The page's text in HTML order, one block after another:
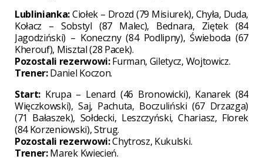
Lublinianka:Ciołek – Drozd (79 Misiurek), Chyła, Duda,
Kołacz – Sobstyl (87 Malec), Bednara, Ziętek (84
Jagodziński) – Koneczny (84 Podlipny), Świeboda (67
Kherouf), Misztal (28 Pacek).
Pozostali rezerwowi:Furman, Giletycz, Wojtowicz.
Trener:Daniel Koczon.
Start: Krupa – Lenard (46 Bronowicki), Kanarek (84
Więczkowski), Saj, Pachuta, Boczuliński (67 Drzazga)
(71 Bałaszek), Sołdecki, Leszczyński, Chariasz, Florek
(84 Korzeniowski), Strug.
Pozostali rezerwowi:Chytrosz, Kukulski.
Trener:Marek Kwiecień.